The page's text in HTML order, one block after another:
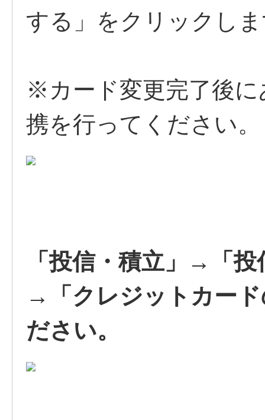
する」をクリックし
※カード変更完了後
携を行ってください。
「投信・積立」→「
→「クレジットカー
ださい。